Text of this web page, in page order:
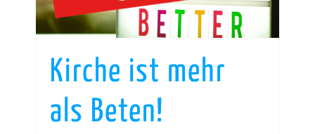
Kirche ist mehr
als Beten!